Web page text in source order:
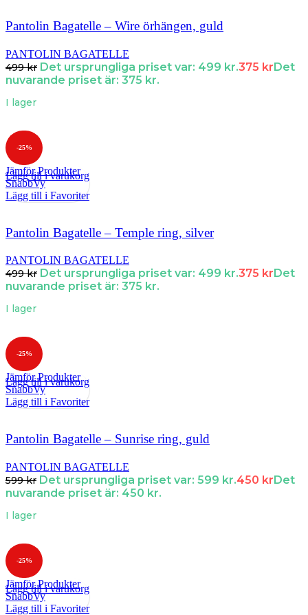
Pantolin Bagatelle – Wire örhängen, guld
PANTOLIN BAGATELLE
499kr Det ursprungliga priset var: 499 kr.375 krDet
nuvarande priset är: 375 kr.
I lager
-25%
Jämför Produkter
SnabbVy
Lägg till i Favoriter
Lägg till i varukorg
Pantolin Bagatelle – Temple ring, silver
PANTOLIN BAGATELLE
499kr Det ursprungliga priset var: 499 kr.375 kr Det
nuvarande priset är: 375 kr.
I lager
-25%
Jämför Produkter
SnabbVy
Lägg till i Favoriter
Lägg till i varukorg
Pantolin Bagatelle – Sunrise ring, guld
PANTOLIN BAGATELLE
599kr Det ursprungliga priset var: 599 kr.450 krDet
nuvarande priset är: 450 kr.
I lager
-25%
Jämför Produkter
SnabbVy
Lägg till i Favoriter
Lägg till i varukorg